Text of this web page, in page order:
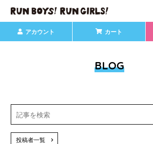
アカウント カート
BLOG
投稿者一覧